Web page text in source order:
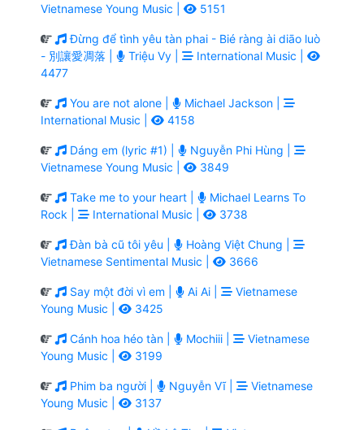
Vietnamese Young Music |
5151
Đừng để tình yêu tàn phai - Bié ràng ài diāo luò
- 別讓愛凋落 |
Triệu Vy |
International Music |
4477
You are not alone |
Michael Jackson |
International Music |
4158
Dáng em (lyric #1) |
Nguyễn Phi Hùng |
Vietnamese Young Music |
3849
Take me to your heart |
Michael Learns To
Rock |
International Music | 3738
Đàn bà cũ tôi yêu |
Hoàng Việt Chung |
Vietnamese Sentimental Music |
3666
Say một đời vì em | Ai Ai |
Vietnamese
Young Music |
3425
Cánh hoa héo tàn | Mochiii |
Vietnamese
Young Music |
3199
Phim ba người | Nguyễn Vĩ |
Vietnamese
Young Music |
3137